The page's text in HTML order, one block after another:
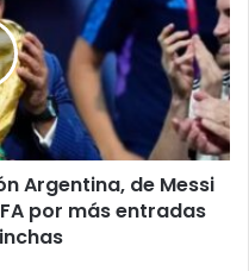
Argentina, de Messi
por más entradas